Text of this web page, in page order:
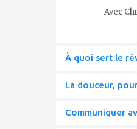
Avec
À quoi sert le
La douceur,
Communiquer